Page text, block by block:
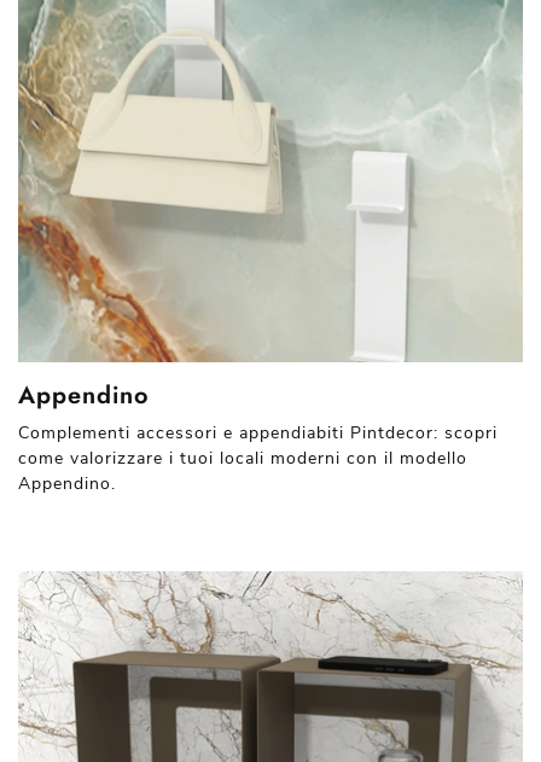
Appendino
Complementi accessori e appendiabiti Pintdecor: scopri
come valorizzare i tuoi locali moderni con il modello
Appendino.